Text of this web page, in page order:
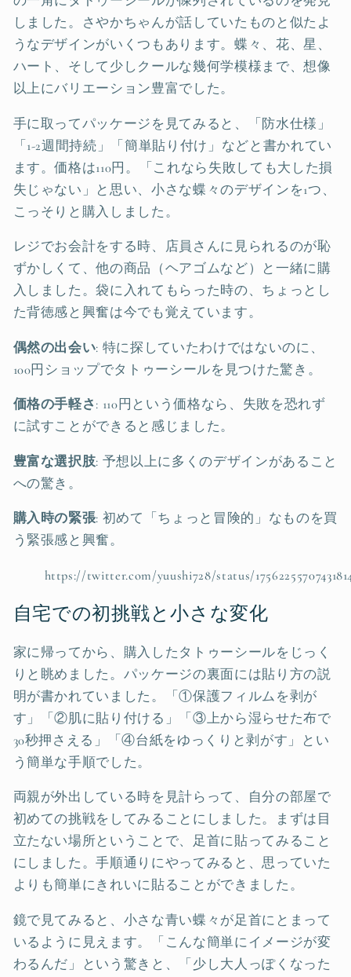
しました。さやかちゃんが話していたものと似たよ
うなデザインがいくつもあります。蝶々、花、星、
ハート、そして少しクールな幾何学模様まで、想像
以上にバリエーション豊富でした。
手に取ってパッケージを見てみると、「防水仕様」
「1-2週間持続」「簡単貼り付け」などと書かれてい
ます。価格は110円。「これなら失敗しても大した損
失じゃない」と思い、小さな蝶々のデザインを1つ、
こっそりと購入しました。
レジでお会計をする時、店員さんに見られるのが恥
ずかしくて、他の商品（ヘアゴムなど）と一緒に購
入しました。袋に入れてもらった時の、ちょっとし
た背徳感と興奮は今でも覚えています。
偶然の出会い: 特に探していたわけではないのに、
100円ショップでタトゥーシールを見つけた驚き。
価格の手軽さ : 110円という価格なら、失敗を恐れず
に試すことができると感じました。
豊富な選択肢: 予想以上に多くのデザインがあること
への驚き。
購入時の緊張: 初めて「ちょっと冒険的」なものを買
う緊張感と興奮。
https://twitter.com/yuushi728/status/
自宅での初挑戦と小さな変化
家に帰ってから、購入したタトゥーシールをじっく
りと眺めました。パッケージの裏面には貼り方の説
明が書かれていました。「①保護フィルムを剥が
す」「②肌に貼り付ける」「③上から湿らせた布で
30秒押さえる」「④台紙をゆっくりと剥がす」とい
う簡単な手順でした。
両親が外出している時を見計らって、自分の部屋で
初めての挑戦をしてみることにしました。まずは目
立たない場所ということで、足首に貼ってみること
にしました。手順通りにやってみると、思っていた
よりも簡単にきれいに貼ることができました。
鏡で見てみると、小さな青い蝶々が足首にとまって
いるように見えます。「こんな簡単にイメージが変
わるんだ」という驚きと、「少し大人っぽくなった